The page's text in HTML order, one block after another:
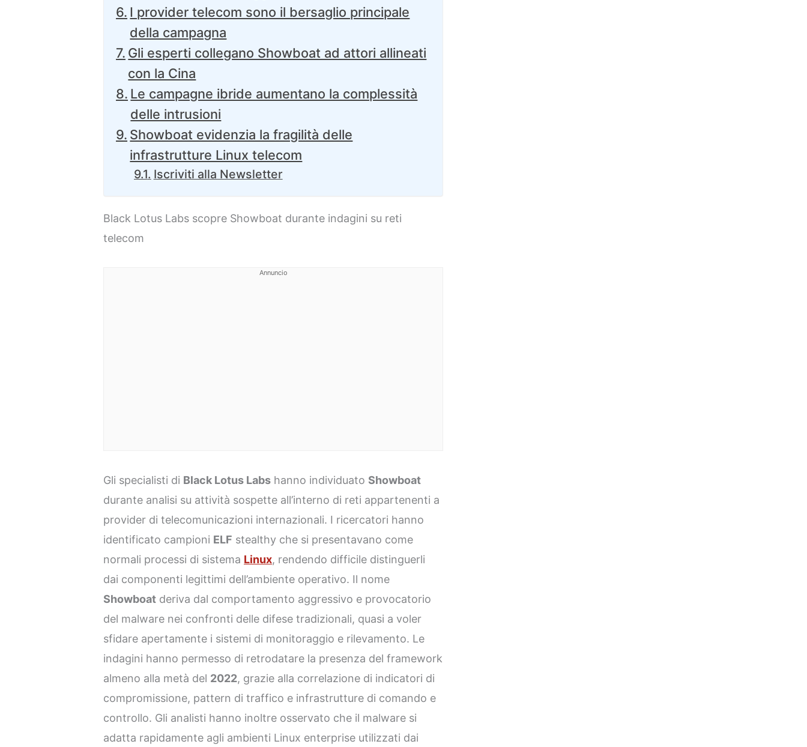
I provider telecom sono il bersaglio principale
della campagna
Gli esperti collegano Showboat ad attori allineati
con la Cina
Le campagne ibride aumentano la complessità
delle intrusioni
Showboat evidenzia la fragilità delle
infrastrutture Linux telecom
Iscriviti alla Newsletter
Black Lotus Labs scopre Showboat durante indagini su reti
telecom
Annuncio
Gli specialisti di Black Lotus Labs hanno individuato Showboat
durante analisi su attività sospette all’interno di reti appartenenti a
provider di telecomunicazioni internazionali. I ricercatori hanno
identificato campioni ELF stealthy che si presentavano come
normali processi di sistema Linux, rendendo difficile distinguerli
dai componenti legittimi dell’ambiente operativo. Il nome
Showboat deriva dal comportamento aggressivo e provocatorio
del malware nei confronti delle difese tradizionali, quasi a voler
sfidare apertamente i sistemi di monitoraggio e rilevamento. Le
indagini hanno permesso di retrodatare la presenza del framework
almeno alla metà del 2022, grazie alla correlazione di indicatori di
compromissione, pattern di traffico e infrastrutture di comando e
controllo. Gli analisti hanno inoltre osservato che il malware si
adatta rapidamente agli ambienti Linux enterprise utilizzati dai